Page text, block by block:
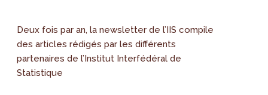
Deux fois par an, la newsletter de l’IIS compile
des articles rédigés par les différents
partenaires de l’Institut Interfédéral de
Statistique